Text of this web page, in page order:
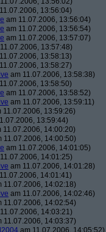
13:56:04)
am 11.07.2006, 13:56:04)
am 11.07.2006, 13:56:54)
am 11.07.2006, 13:57:07)
13:57:48)
13:58:13)
13:58:27)
am 11.07.2006, 13:58:38)
13:58:50)
am 11.07.2006, 13:58:52)
am 11.07.2006, 13:59:11)
11.07.2006, 13:59:26)
13:59:44)
11.07.2006, 14:00:20)
11.07.2006, 14:00:50)
am 11.07.2006, 14:01:05)
14:01:25)
am 11.07.2006, 14:01:28)
14:01:41)
11.07.2006, 14:02:18)
am 11.07.2006, 14:02:46)
11.07.2006, 14:02:54)
14:03:21)
11.07.2006, 14:03:37)
am 11.07.2006, 14:05:52)